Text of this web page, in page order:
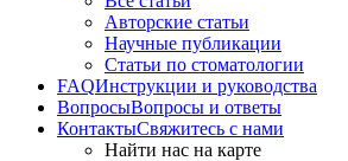
Авторские статьи
Научные публикации
Статьи по стоматологии
FAQИнструкции и руководства
ВопросыВопросы и ответы
КонтактыСвяжитесь с нами
Найти нас на карте